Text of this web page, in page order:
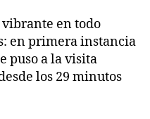
en todo
en primera instancia
puso a la visita
los 29 minutos